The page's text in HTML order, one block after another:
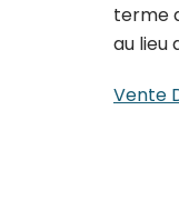
terme
au lieu
Vente